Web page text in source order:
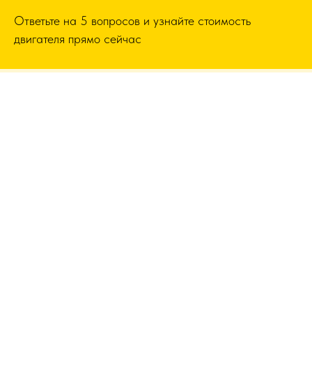
Ответьте на 5 вопросов и узнайте стоимость
двигателя прямо сейчас